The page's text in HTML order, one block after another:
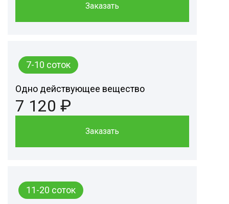
Заказать
7-10 соток
Одно действующее вещество
7 120 ₽
Заказать
11-20 соток